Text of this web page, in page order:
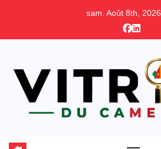
sam. Août 8th, 2026